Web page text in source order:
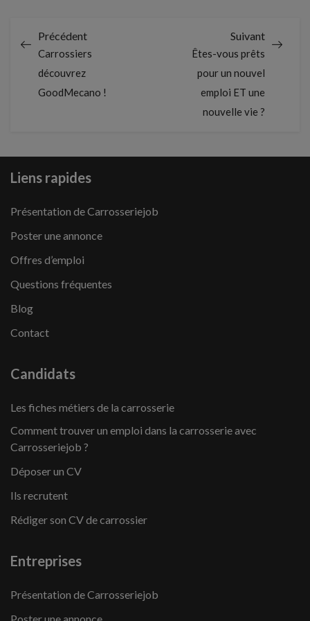
Précédent
Carrossiers
découvrez
GoodMecano !
Suivant
Êtes-vous prêts
pour un nouvel
emploi ET une
nouvelle vie ?
Liens rapides
Présentation de Carrosseriejob
Poster une annonce
Offres d’emploi
Questions fréquentes
Blog
Contact
Candidats
Les fiches métiers de la carrosserie
Comment trouver un emploi dans la carrosserie avec
Carrosseriejob ?
Déposer un CV
Ils recrutent
Rédiger son CV de carrossier
Entreprises
Présentation de Carrosseriejob